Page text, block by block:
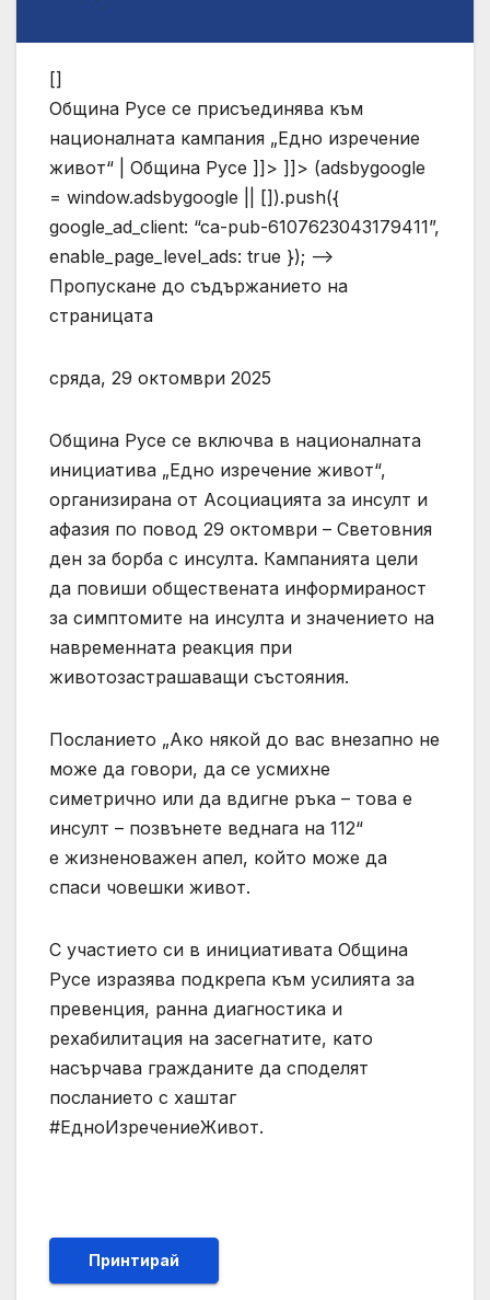
[]
Община Русе се присъединява към
националната кампания „Едно изречение
живот“ | Община Русе ]]> ]]> (adsbygoogle
= window.adsbygoogle || []).push({
google_ad_client: “ca-pub-6107623043179411”,
enable_page_level_ads: true }); –>
Пропускане до съдържанието на
страницата
сряда, 29 октомври 2025
Община Русе се включва в националната
инициатива „Едно изречение живот“,
организирана от Асоциацията за инсулт и
афазия по повод 29 октомври – Световния
ден за борба с инсулта. Кампанията цели
да повиши обществената информираност
за симптомите на инсулта и значението на
навременната реакция при
животозастрашаващи състояния.
Посланието „Ако някой до вас внезапно не
може да говори, да се усмихне
симетрично или да вдигне ръка – това е
инсулт – позвънете веднага на 112“
е жизненоважен апел, който може да
спаси човешки живот.
С участието си в инициативата Община
Русе изразява подкрепа към усилията за
превенция, ранна диагностика и
рехабилитация на засегнатите, като
насърчава гражданите да споделят
посланието с хаштаг
#ЕдноИзречениеЖивот.
Принтирай